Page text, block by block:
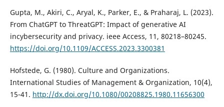
Gupta, M., Akiri, C., Aryal, K., Parker, E., & Praharaj, L. (2023).
From ChatGPT to ThreatGPT: Impact of generative AI
incybersecurity and privacy. ieee Access, 11, 80218–80245.
https://doi.org/10.1109/ACCESS.2023.3300381
Hofstede, G. (1980). Culture and Organizations.
International Studies of Management & Organization, 10(4),
15-41. http://dx.doi.org/10.1080/00208825.1980.11656300